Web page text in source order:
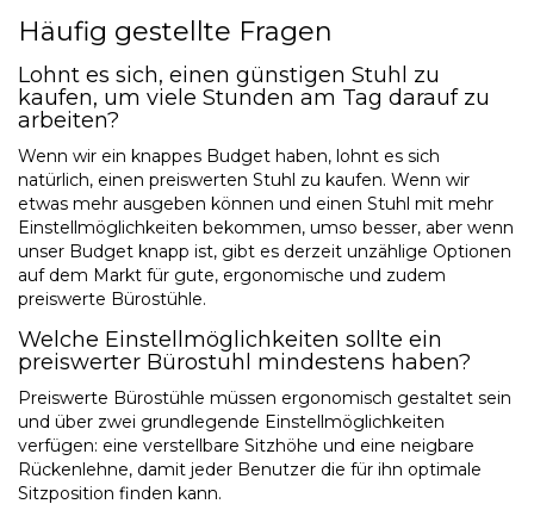
Häufig gestellte Fragen
Lohnt es sich, einen günstigen Stuhl zu
kaufen, um viele Stunden am Tag darauf zu
arbeiten?
Wenn wir ein knappes Budget haben, lohnt es sich
natürlich, einen preiswerten Stuhl zu kaufen. Wenn wir
etwas mehr ausgeben können und einen Stuhl mit mehr
Einstellmöglichkeiten bekommen, umso besser, aber wenn
unser Budget knapp ist, gibt es derzeit unzählige Optionen
auf dem Markt für gute, ergonomische und zudem
preiswerte Bürostühle.
Welche Einstellmöglichkeiten sollte ein
preiswerter Bürostuhl mindestens haben?
Preiswerte Bürostühle müssen ergonomisch gestaltet sein
und über zwei grundlegende Einstellmöglichkeiten
verfügen: eine verstellbare Sitzhöhe und eine neigbare
Rückenlehne, damit jeder Benutzer die für ihn optimale
Sitzposition finden kann.